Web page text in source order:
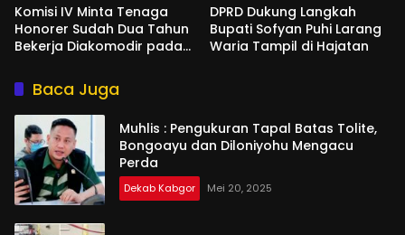
Komisi IV Minta Tenaga
Honorer Sudah Dua Tahun
Bekerja Diakomodir pada
DPRD Dukung Langkah
Bupati Sofyan Puhi Larang
Waria Tampil di Hajatan
Baca Juga
Muhlis : Pengukuran Tapal Batas Tolite,
Bongoayu dan Diloniyohu Mengacu
Perda
Dekab Kabgor Mei 20, 2025